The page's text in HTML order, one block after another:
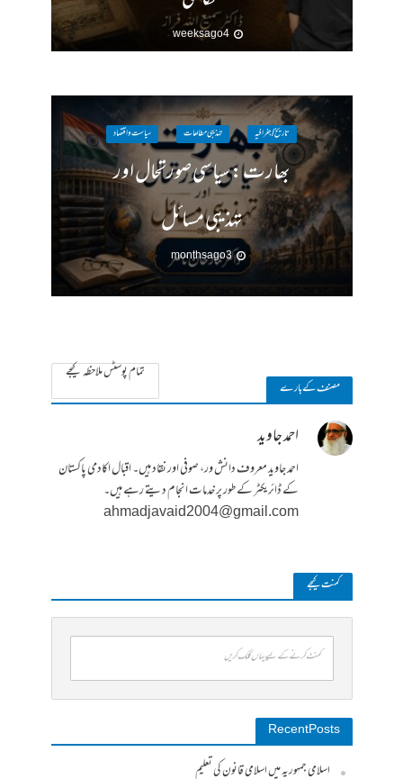
4 weeks ago
تاریخ / جغرافیہ تہذیبی مطالعات سیاست واقتصاد
بھارت : سیاسی صورتحال اور
تہذیبی مسائل
3 months ago
مصنف کے بارے
تمام پوسٹس ملاحظہ کیجے
احمد جاوید
احمد جاوید معروف دانش ور، صوفی اور نقاد ہیں۔ اقبال اکادمی پاکستان
کے ڈائریکٹر کے طور پر خدمات انجام دیتے رہے ہیں۔
ahmadjavaid2004@gmail.com
کمنت کیجے
کمنٹ کرنے کے لیے یہاں کلک کریں
Recent Posts
اسلامی جمہوریہ میں اسلامی قانون کی تعلیم